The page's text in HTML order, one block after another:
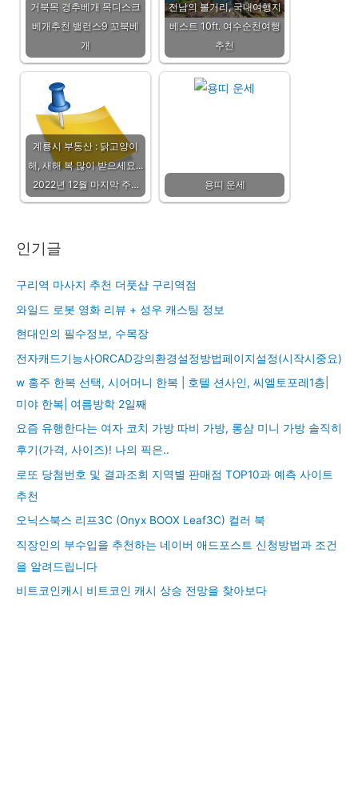
거북목 경추베개 목디스크
베개추천 밸런스9 꼬북베
개
전남의 볼거리, 국내여행지
베스트 10ft. 여수순천여행
추천
계룡시 부동산 : 닭고양이
해, 새해 복 많이 받으세요...
2022년 12월 마지막 주…
용띠 운세
인기글
구리역 마사지 추천 더풋샵 구리역점
와일드 로봇 영화 리뷰 + 성우 캐스팅 정보
현대인의 필수정보, 수목장
전자캐드기능사ORCAD강의환경설정방법페이지설정(시작시중요)
w 홍주 한복 선택, 시어머니 한복 | 호텔 션사인, 씨엘토포레1층|
미야 한복| 여름방학 2일째
요즘 유행한다는 여자 코치 가방 따비 가방, 롱샴 미니 가방 솔직히
후기(가격, 사이즈)! 나의 픽은..
로또 당첨번호 및 결과조회 지역별 판매점 TOP10과 예측 사이트
추천
오닉스북스 리프3C (Onyx BOOX Leaf3C) 컬러 북
직장인의 부수입을 추천하는 네이버 애드포스트 신청방법과 조건
을 알려드립니다
비트코인캐시 비트코인 캐시 상승 전망을 찾아보다